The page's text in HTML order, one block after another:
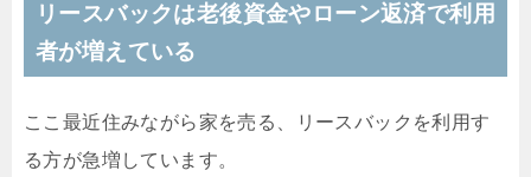
リースバックは老後資金やローン返済で利用
者が増えている
ここ最近住みながら家を売る、リースバックを利用す
る方が急増しています。